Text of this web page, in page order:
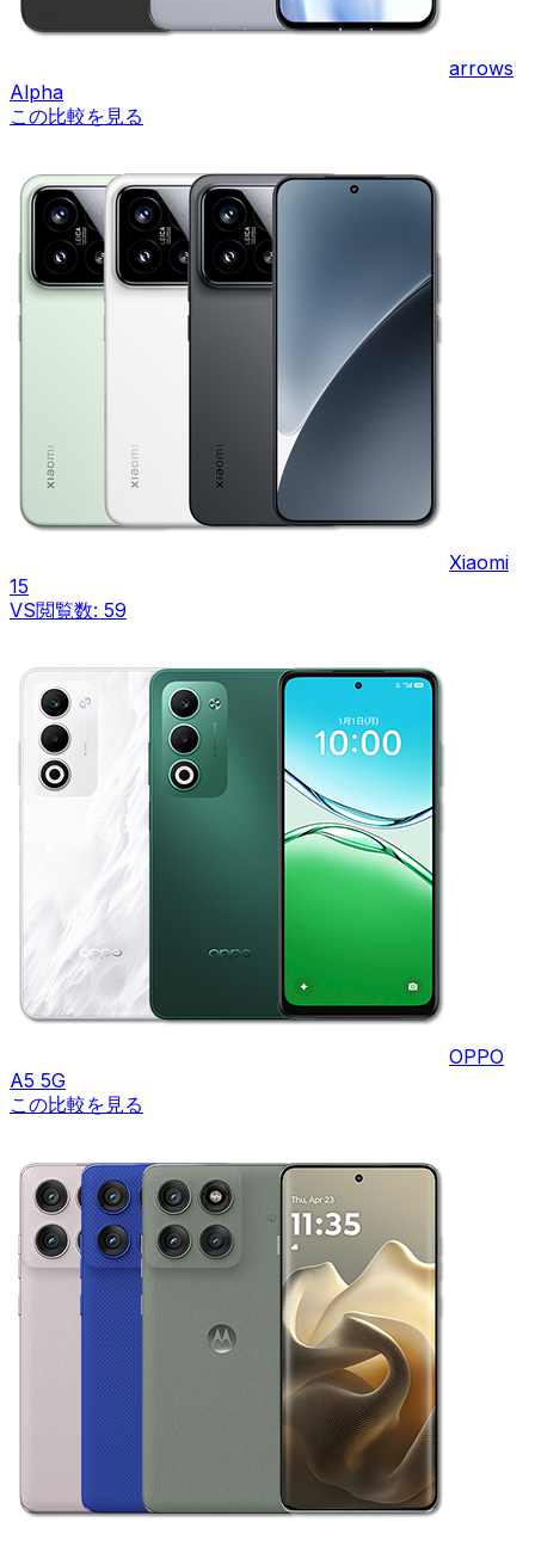
arrows
Alpha
この比較を見る
Xiaomi
15
VS閲覧数: 59
OPPO
A5 5G
この比較を見る